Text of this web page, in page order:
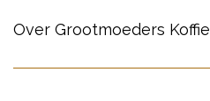
Over Grootmoeders Koffie